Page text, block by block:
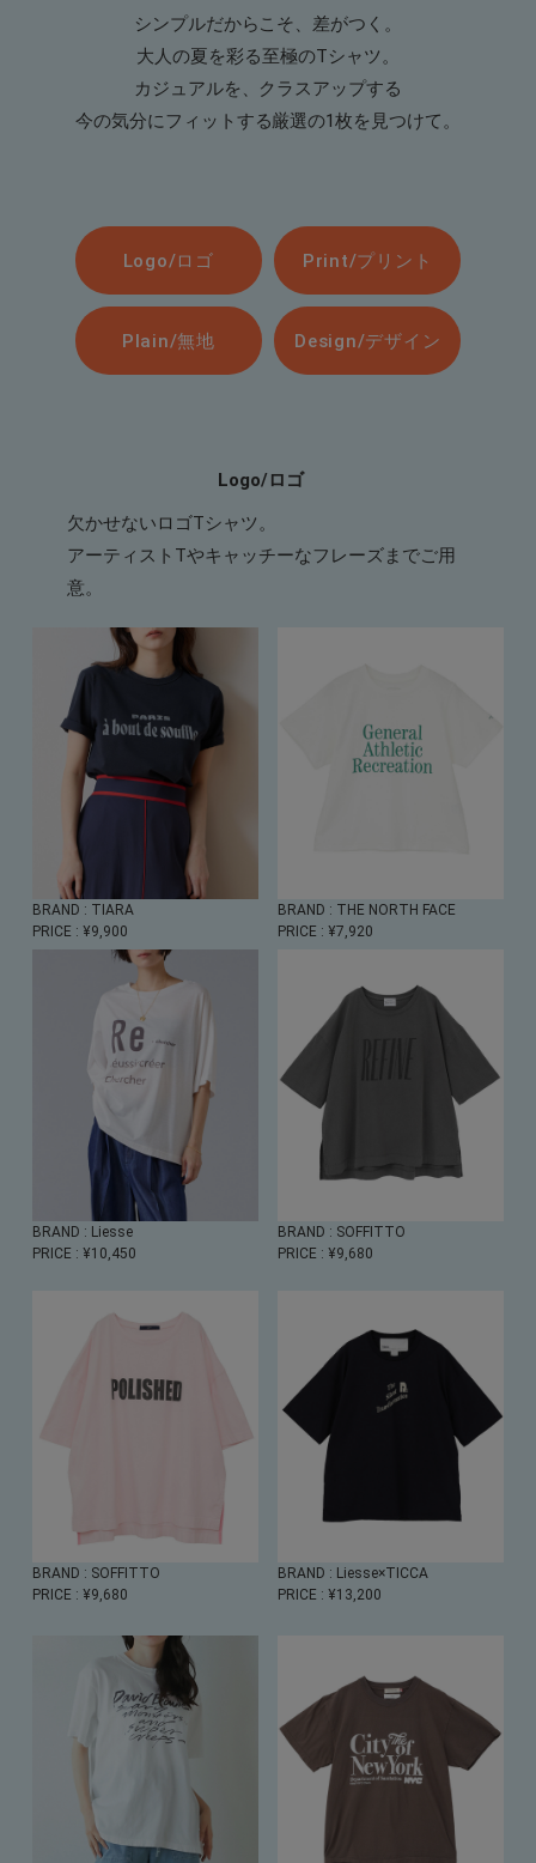
シンプルだからこそ、差がつく。
大人の夏を彩る至極のTシャツ。
カジュアルを、クラスアップする
今の気分にフィットする厳選の1枚を見つけて。
Logo/ロゴ Print/プリント
Plain/無地 Design/デザイン
Logo/ロゴ
欠かせないロゴTシャツ。
アーティストTやキャッチーなフレーズまでご用
意。
BRAND : TIARA
PRICE : ¥9,900
BRAND : THE NORTH FACE
PRICE : ¥7,920
BRAND : Liesse
PRICE : ¥10,450
BRAND : SOFFITTO
PRICE : ¥9,680
BRAND : SOFFITTO
PRICE : ¥9,680
BRAND : Liesse×TICCA
PRICE : ¥13,200